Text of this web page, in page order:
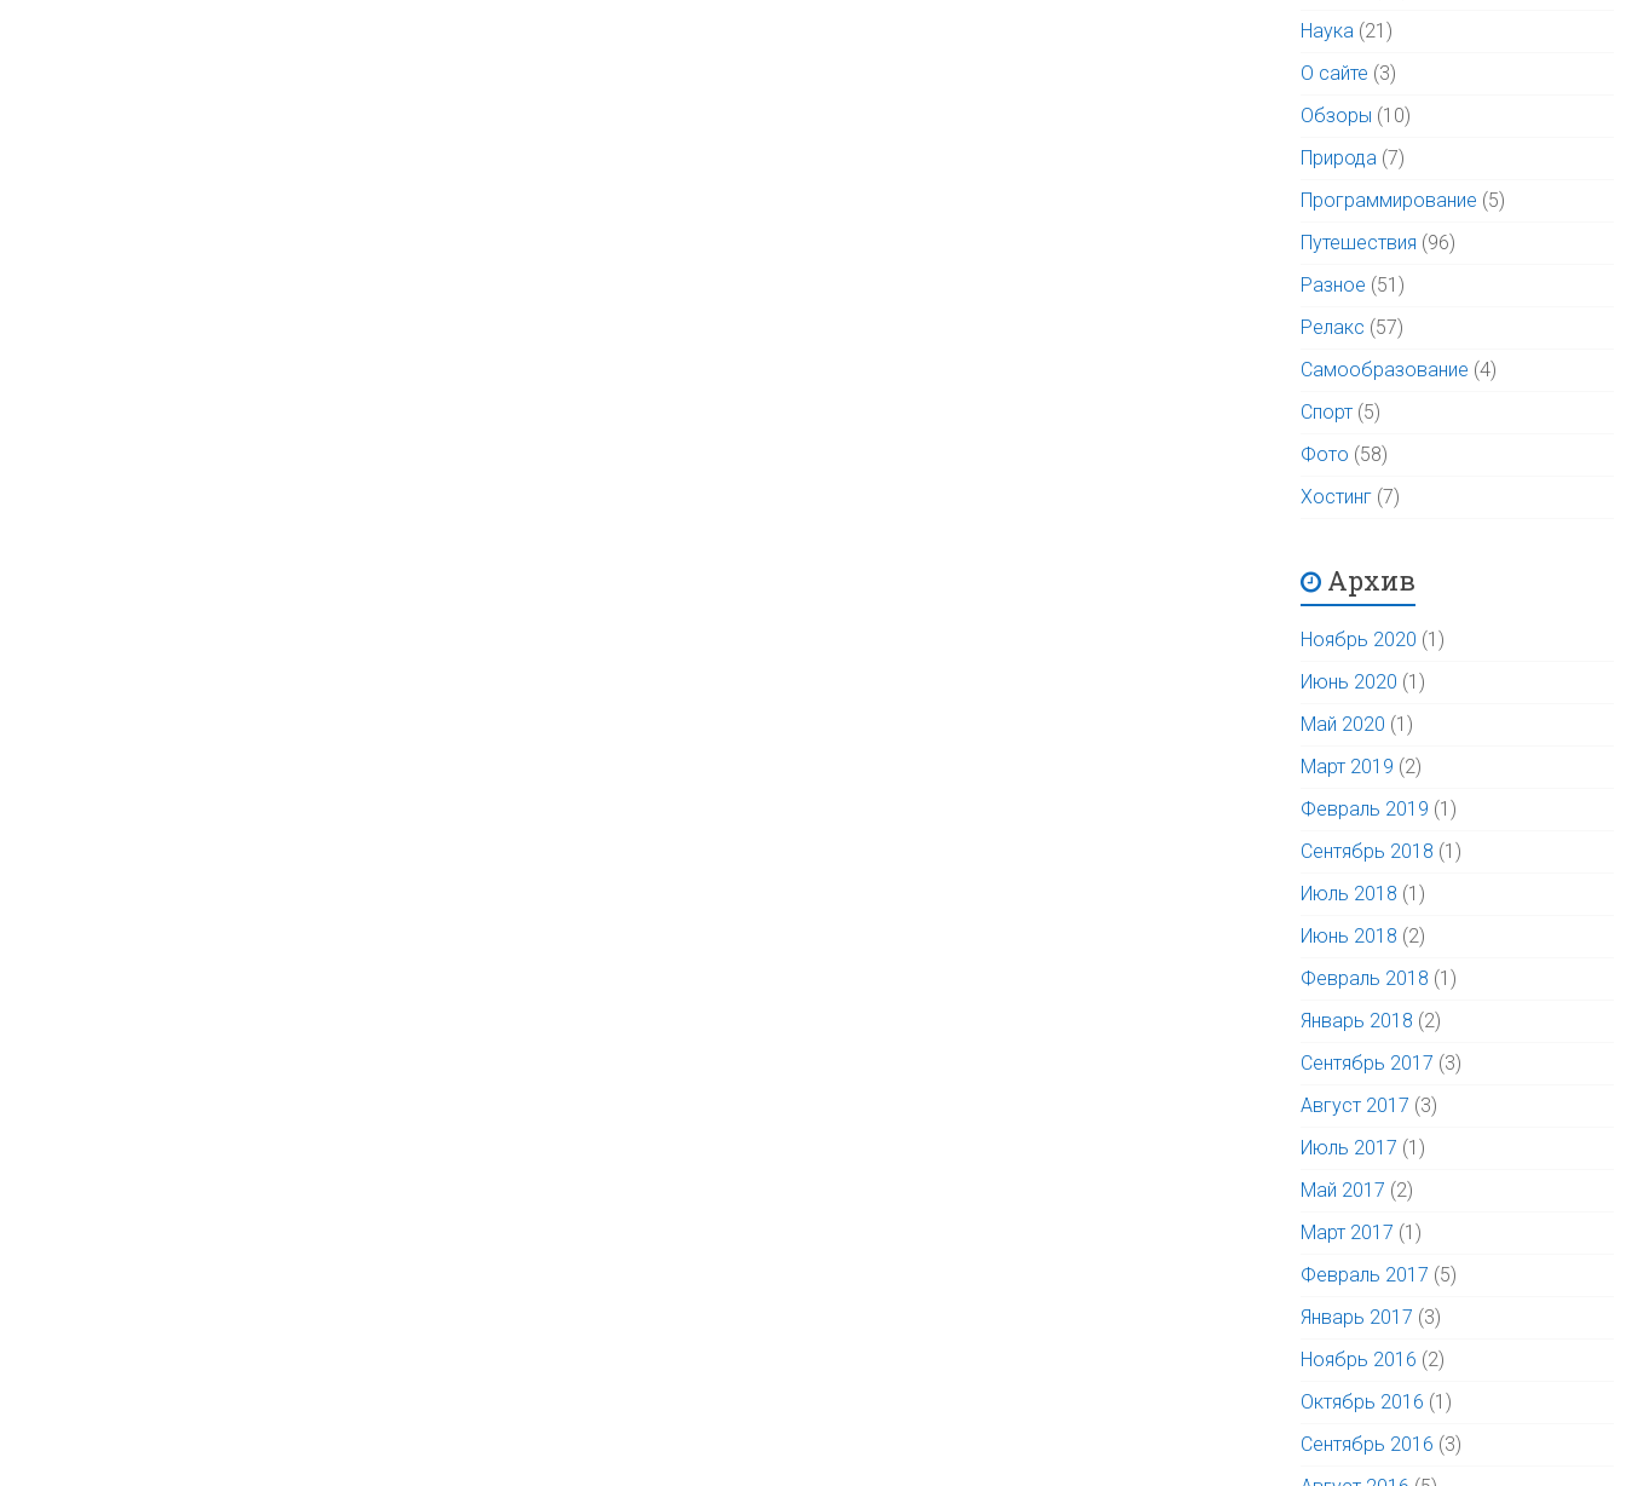
Наука (21)
О сайте (3)
Обзоры (10)
Природа (7)
Программирование (5)
Путешествия (96)
Разное (51)
Релакс (57)
Самообразование (4)
Спорт (5)
Фото (58)
Хостинг (7)
Архив
Ноябрь 2020 (1)
Июнь 2020 (1)
Май 2020 (1)
Март 2019 (2)
Февраль 2019 (1)
Сентябрь 2018 (1)
Июль 2018 (1)
Июнь 2018 (2)
Февраль 2018 (1)
Январь 2018 (2)
Сентябрь 2017 (3)
Август 2017 (3)
Июль 2017 (1)
Май 2017 (2)
Март 2017 (1)
Февраль 2017 (5)
Январь 2017 (3)
Ноябрь 2016 (2)
Октябрь 2016 (1)
Сентябрь 2016 (3)